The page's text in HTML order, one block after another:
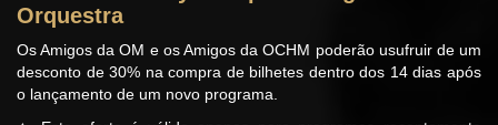
Orquestra
Os Amigos da OM e os Amigos da OCHM poderão usufruir de um
desconto de 30% na compra de bilhetes dentro dos 14 dias após
o lançamento de um novo programa.